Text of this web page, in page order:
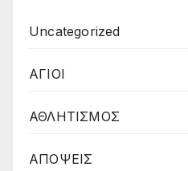
Uncategorized
ΑΓΙΟΙ
ΑΘΛΗΤΙΣΜΟΣ
ΑΠΟΨΕΙΣ